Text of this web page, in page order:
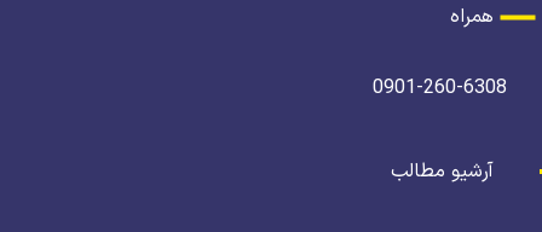
همراه
0901-260-6308
آرشیو مطالب